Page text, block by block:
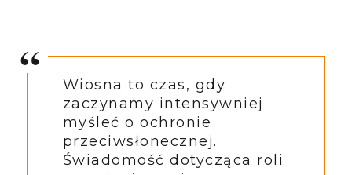
Wiosna to czas, gdy
zaczynamy intensywniej
myśleć o ochronie
przeciwsłonecznej.
Świadomość dotycząca roli